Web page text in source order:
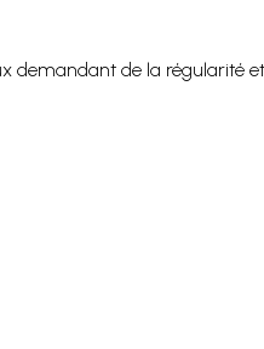
demandant de la régularité